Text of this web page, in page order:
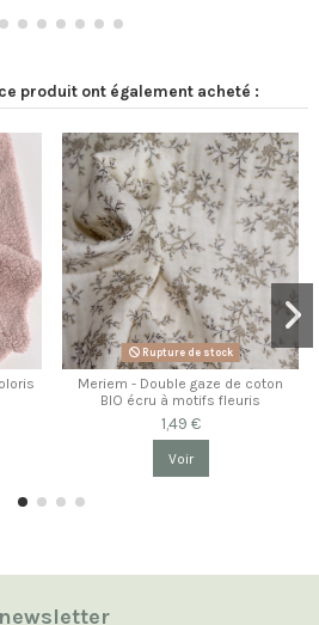
produit ont également acheté :
Rupture de stock
Meriem - Double gaze de coton
BIO écru à motifs fleuris
1,49 €
Voir